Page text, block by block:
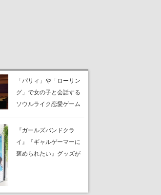
「パリィ」や「ローリン
グ」で女の子と会話する
ソウルライク恋愛ゲーム
イク』無料公開。返事に
失敗すると「YOU
DIED」
『ガールズバンドクラ
イ』『ギャルゲーマーに
褒められたい』グッズが